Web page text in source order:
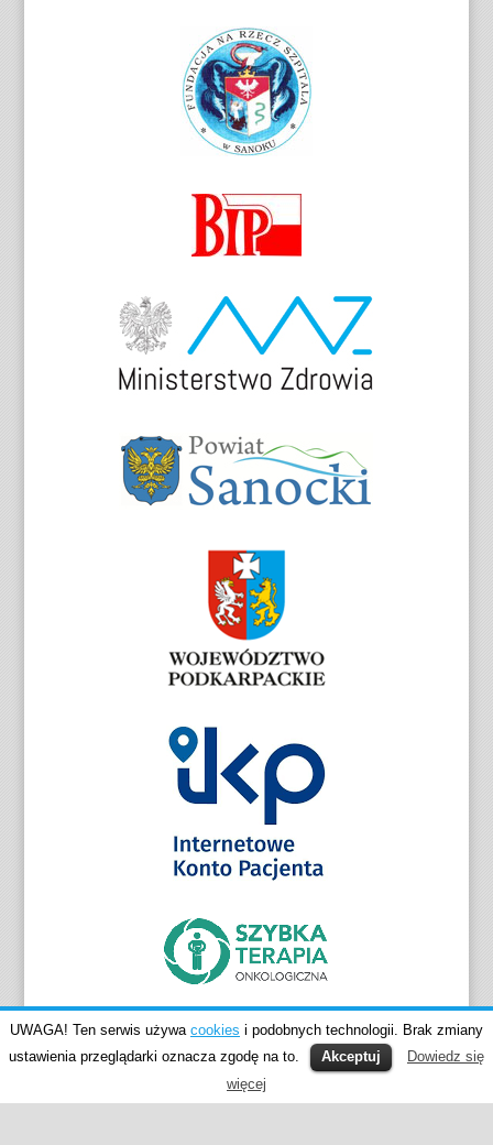
UWAGA! Ten serwis używa cookies i podobnych technologii. Brak zmiany
ustawienia przeglądarki oznacza zgodę na to.
Akceptuj
Dowiedz się
więcej